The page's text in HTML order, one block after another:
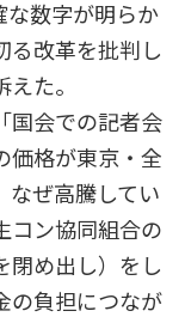
な数字が明らか
る改革を批判し
た。
国会での記者会
価格が東京・全
なぜ高騰してい
コン協同組合の
閉め出し）をし
の負担につなが